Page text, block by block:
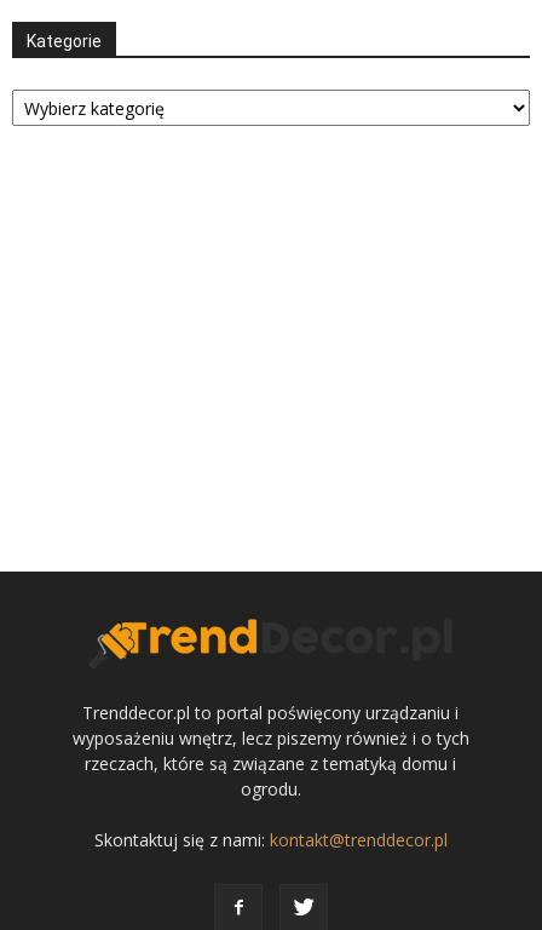
Kategorie
Kategorie
Trenddecor.pl to portal poświęcony urządzaniu i
wyposażeniu wnętrz, lecz piszemy również i o tych
rzeczach, które są związane z tematyką domu i
ogrodu.
Skontaktuj się z nami: kontakt@trenddecor.pl